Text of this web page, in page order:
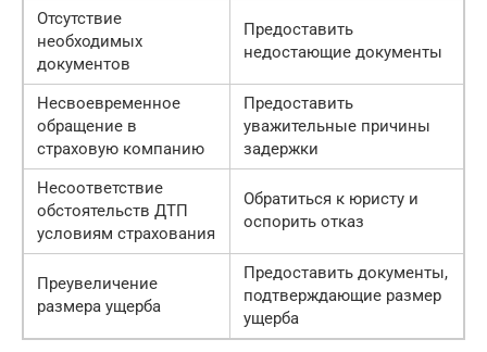
Отсутствие
необходимых
документов
Предоставить
недостающие документы
Несвоевременное
обращение в
страховую компанию
Предоставить
уважительные причины
задержки
Несоответствие
обстоятельств ДТП
условиям страхования
Обратиться к юристу и
оспорить отказ
Преувеличение
размера ущерба
Предоставить документы,
подтверждающие размер
ущерба